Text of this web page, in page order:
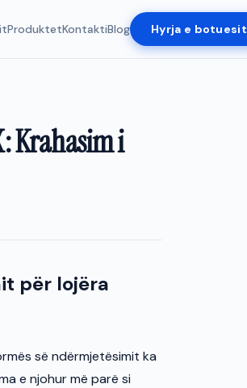
ProduktetKontaktiBlog Hyrja e botuesit
Krahasim i
për lojëra
së ndërmjetësimit ka
e njohur më parë si